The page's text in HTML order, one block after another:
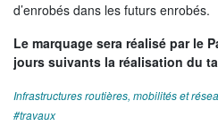
d’enrobés dans les futurs enrobés.
Le marquage sera réalisé par le
jours suivants la réalisation du
Infrastructures routières, mobilités et
travaux